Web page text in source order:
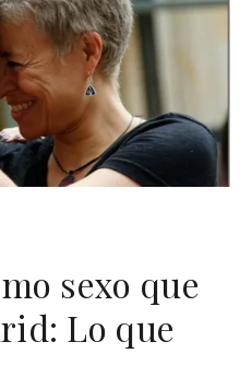
sexo que
Lo que